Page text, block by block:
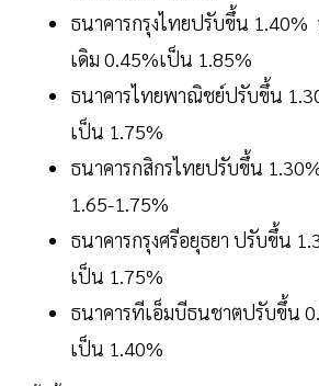
ธนาคารกรุงไทยปรับขึ้น 1.40%
เดิม 0.45%เป็น 1.85%
ธนาคารไทยพาณิชย์ปรับขึ้น
เป็น 1.75%
ธนาคารกสิกรไทยปรับขึ้น
1.65-1.75%
ธนาคารกรุงศรีอยุธยา ปรับขึ้น
เป็น 1.75%
ธนาคารทีเอ็มบีธนชาตปรับขึ้น
เป็น 1.40%